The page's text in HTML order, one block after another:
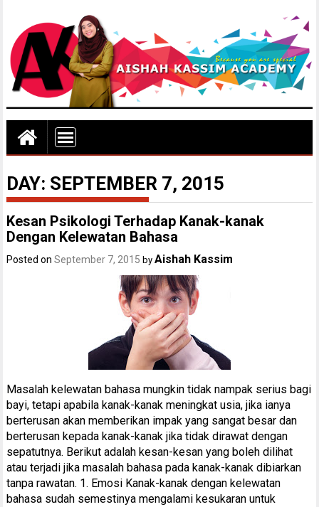
DAY: SEPTEMBER 7, 2015
Kesan Psikologi Terhadap Kanak-kanak
Dengan Kelewatan Bahasa
Posted onSeptember 7, 2015 byAishah Kassim
Masalah kelewatan bahasa mungkin tidak nampak serius bagi
bayi, tetapi apabila kanak-kanak meningkat usia, jika ianya
berterusan akan memberikan impak yang sangat besar dan
berterusan kepada kanak-kanak jika tidak dirawat dengan
sepatutnya. Berikut adalah kesan-kesan yang boleh dilihat
atau terjadi jika masalah bahasa pada kanak-kanak dibiarkan
tanpa rawatan. 1. Emosi Kanak-kanak dengan kelewatan
bahasa sudah semestinya mengalami kesukaran untuk